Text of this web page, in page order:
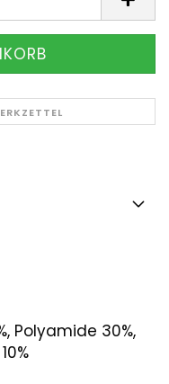
Polyamide 30%,